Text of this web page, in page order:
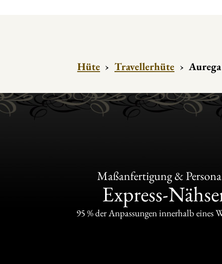
Hüte › Travellerhüte ›
Maßanfertigung &
Express-
95 % der Anpassungen innerhalb eines